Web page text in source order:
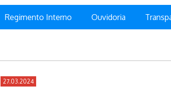
Regimento Interno Ouvidoria
27.03.2024